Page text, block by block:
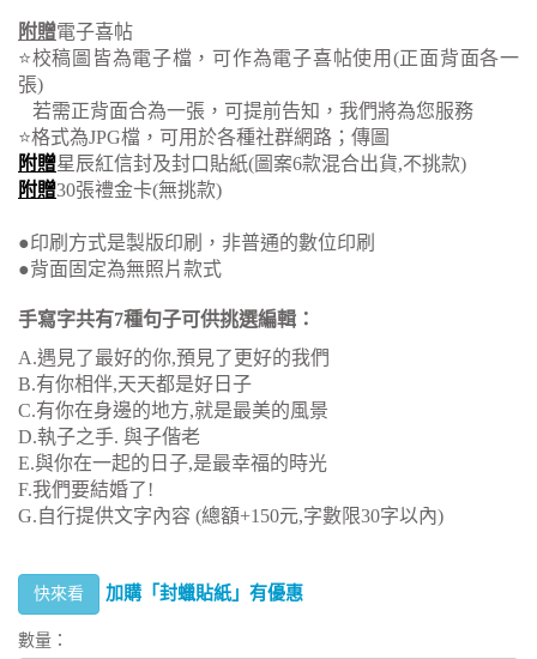
附贈電子喜帖
⭐校稿圖皆為電子檔，可作為電子喜帖使用(正面背面各一
張)
若需正背面合為一張，可提前告知，我們將為您服務
⭐格式為JPG檔，可用於各種社群網路；傳圖
附贈星辰紅信封及封口貼紙(圖案6款混合出貨,不挑款)
附贈30張禮金卡(無挑款)
●印刷方式是製版印刷，非普通的數位印刷
●背面固定為無照片款式
手寫字共有7種句子可供挑選編輯：
A.遇見了最好的你,預見了更好的我們
B.有你相伴,天天都是好日子
C.有你在身邊的地方,就是最美的風景
D.執子之手. 與子偕老
E.與你在一起的日子,是最幸福的時光
F.我們要結婚了!
G.自行提供文字內容 (總額+150元,字數限30字以內)
快來看 加購「封蠟貼紙」有優惠
數量：